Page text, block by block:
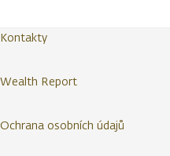
Kontakty
Wealth Report
Ochrana osobních údajů